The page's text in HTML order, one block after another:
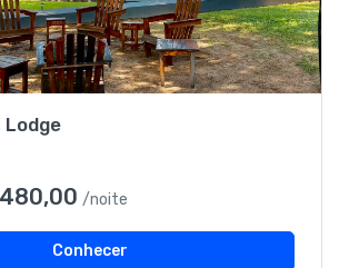
Lodge
/noite
Conhecer